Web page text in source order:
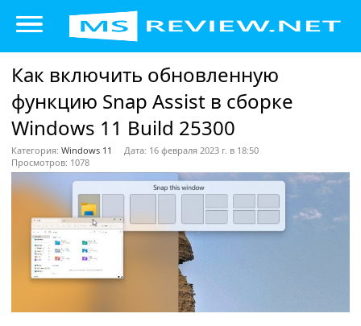
Как включить обновленную
функцию Snap Assist в сборке
Windows 11 Build 25300
Категория: Windows 11
Дата: 16 февраля 2023 г. в 18:50
Просмотров: 1078